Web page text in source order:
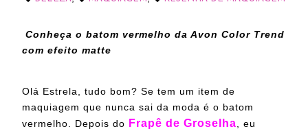
Conheça o batom vermelho da Avon Color Trend
com efeito matte
Olá Estrela, tudo bom? Se tem um item de
maquiagem que nunca sai da moda é o batom
vermelho. Depois do Frapê de Groselha, eu